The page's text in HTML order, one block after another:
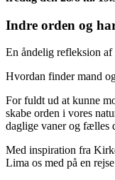
Indre orden og
En åndelig refleksion
Hvordan finder mand
For fuldt ud at kunne
skabe orden i vores
daglige vaner og fælles
Med inspiration fra
Lima os med på en